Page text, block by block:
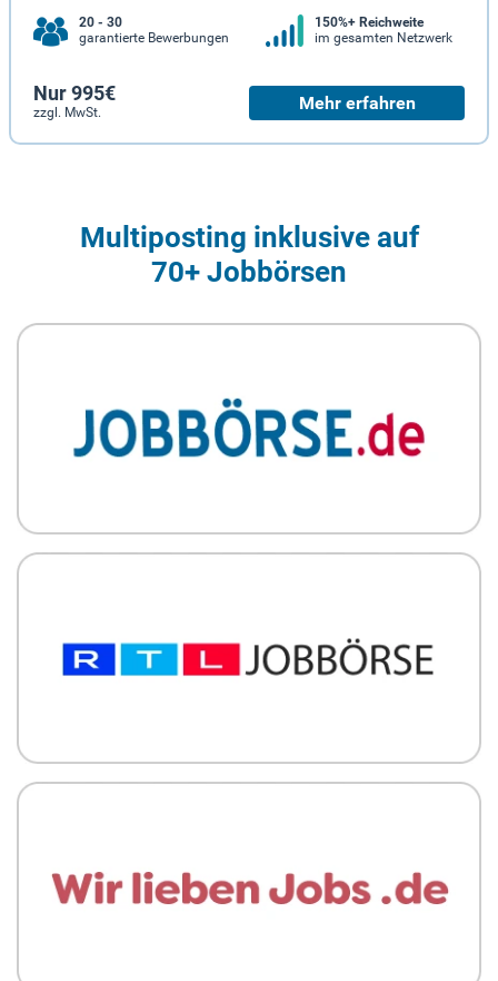
20 - 30
garantierte Bewerbungen
150%+ Reichweite
im gesamten Netzwerk
Nur 995€
zzgl. MwSt. Mehr erfahren
Multiposting inklusive auf
70+ Jobbörsen